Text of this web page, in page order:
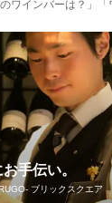
ワインバーは？」「
手伝い。
ブリックスクエア